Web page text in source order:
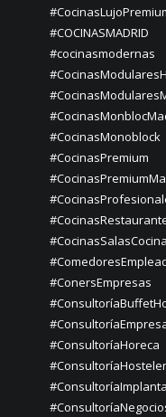
#COCINASMADRID
#cocinasmodernas
#CocinasMonoblock
#CocinasPremium
#ConersEmpresas
#ConsultoríaHoreca